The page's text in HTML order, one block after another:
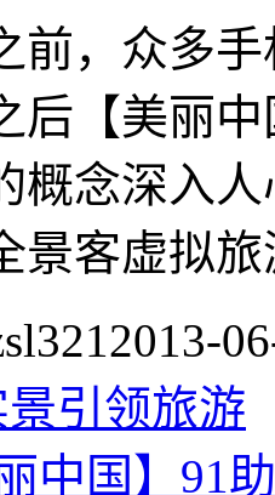
，众多手
后【美丽
概念深入
景客虚拟旅
2013-